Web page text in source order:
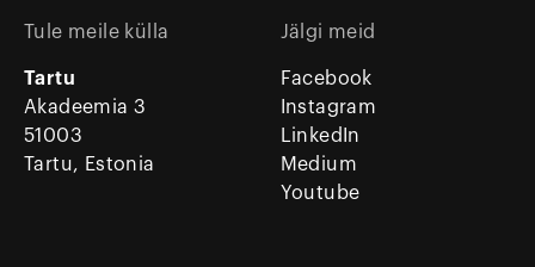
Tule meile külla
Tartu
Akadeemia 3
51003
Tartu, Estonia
Jälgi meid
Facebook
Instagram
LinkedIn
Medium
Youtube